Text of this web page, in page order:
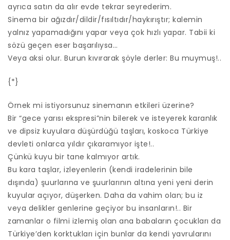
ayrıca satın da alır evde tekrar seyrederim.
Sinema bir ağızdır/dildir/fısıltıdır/haykırıştır; kalemin
yalnız yapamadığını yapar veya çok hızlı yapar. Tabii ki
sözü geçen eser başarılıysa…
Veya aksi olur. Burun kıvırarak şöyle derler: Bu muymuş!..
{*}
Örnek mi istiyorsunuz sinemanın etkileri üzerine?
Bir “gece yarısı ekspresi”nin bilerek ve isteyerek karanlık
ve dipsiz kuyulara düşürdüğü taşları, koskoca Türkiye
devleti onlarca yıldır çıkaramıyor işte!..
Çünkü kuyu bir tane kalmıyor artık.
Bu kara taşlar, izleyenlerin (kendi iradelerinin bile
dışında) şuurlarına ve şuurlarının altına yeni yeni derin
kuyular açıyor, düşerken. Daha da vahim olan; bu iz
veya delikler genlerine geçiyor bu insanların!.. Bir
zamanlar o filmi izlemiş olan ana babaların çocukları da
Türkiye’den korktukları için bunlar da kendi yavrularını